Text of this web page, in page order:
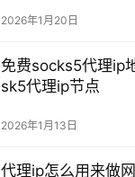
2026年1月20日
免费socks5代理ip
sk5代理ip节点
2026年1月13日
代理ip怎么用来做